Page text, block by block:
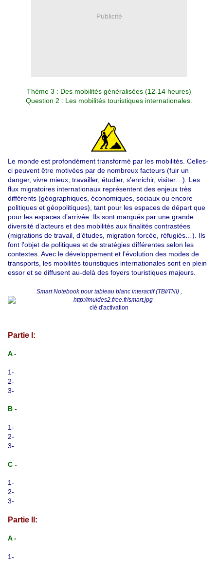
Publicité
Thème 3 : Des mobilités généralisées (12-14 heures)
Question 2 : Les mobilités touristiques internationales.
Le monde est profondément transformé par les mobilités. Celles-
ci peuvent être motivées par de nombreux facteurs (fuir un
danger, vivre mieux, travailler, étudier, s’enrichir, visiter…). Les
flux migratoires internationaux représentent des enjeux très
différents (géographiques, économiques, sociaux ou encore
politiques et géopolitiques), tant pour les espaces de départ que
pour les espaces d’arrivée. Ils sont marqués par une grande
diversité d’acteurs et des mobilités aux finalités contrastées
(migrations de travail, d’études, migration forcée, réfugiés…). Ils
font l’objet de politiques et de stratégies différentes selon les
contextes. Avec le développement et l’évolution des modes de
transports, les mobilités touristiques internationales sont en plein
essor et se diffusent au-delà des foyers touristiques majeurs.
Smart Notebook pour tableau blanc interactif (TBI/TNI),
clé d'activation
Partie I:
A -
1-
2-
3-
B -
1-
2-
3-
C -
1-
2-
3-
Partie II:
A -
1-